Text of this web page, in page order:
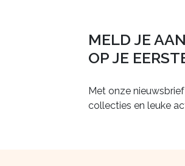
MELD JE
OP JE
Met onze
collecties en leuke